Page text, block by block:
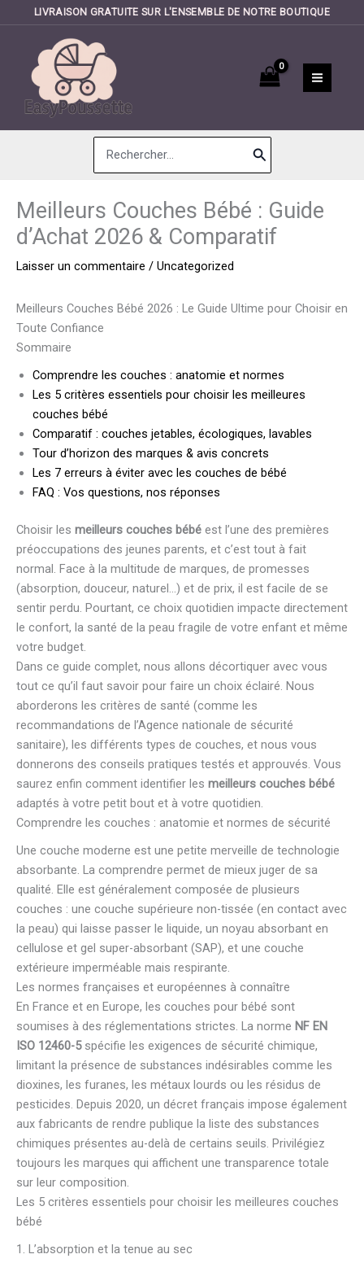
LIVRAISON GRATUITE SUR L'ENSEMBLE DE NOTRE BOUTIQUE
contenu
Search
for:
Meilleurs Couches Bébé : Guide
d’Achat 2026 & Comparatif
Laisser un commentaire / Uncategorized
Meilleurs Couches Bébé 2026 : Le Guide Ultime pour Choisir en
Toute Confiance
Sommaire
Comprendre les couches : anatomie et normes
Les 5 critères essentiels pour choisir les meilleures
couches bébé
Comparatif : couches jetables, écologiques, lavables
Tour d’horizon des marques & avis concrets
Les 7 erreurs à éviter avec les couches de bébé
FAQ : Vos questions, nos réponses
Choisir les meilleurs couches bébé est l’une des premières
préoccupations des jeunes parents, et c’est tout à fait
normal. Face à la multitude de marques, de promesses
(absorption, douceur, naturel…) et de prix, il est facile de se
sentir perdu. Pourtant, ce choix quotidien impacte directement
le confort, la santé de la peau fragile de votre enfant et même
votre budget.
Dans ce guide complet, nous allons décortiquer avec vous
tout ce qu’il faut savoir pour faire un choix éclairé. Nous
aborderons les critères de santé (comme les
recommandations de l’Agence nationale de sécurité
sanitaire), les différents types de couches, et nous vous
donnerons des conseils pratiques testés et approuvés. Vous
saurez enfin comment identifier les meilleurs couches bébé
adaptés à votre petit bout et à votre quotidien.
Comprendre les couches : anatomie et normes de sécurité
Une couche moderne est une petite merveille de technologie
absorbante. La comprendre permet de mieux juger de sa
qualité. Elle est généralement composée de plusieurs
couches : une couche supérieure non-tissée (en contact avec
la peau) qui laisse passer le liquide, un noyau absorbant en
cellulose et gel super-absorbant (SAP), et une couche
extérieure imperméable mais respirante.
Les normes françaises et européennes à connaître
En France et en Europe, les couches pour bébé sont
soumises à des réglementations strictes. La norme NF EN
ISO 12460-5spécifie les exigences de sécurité chimique,
limitant la présence de substances indésirables comme les
dioxines, les furanes, les métaux lourds ou les résidus de
pesticides. Depuis 2020, un décret français impose également
aux fabricants de rendre publique la liste des substances
chimiques présentes au-delà de certains seuils. Privilégiez
toujours les marques qui affichent une transparence totale
sur leur composition.
Les 5 critères essentiels pour choisir les meilleures couches
bébé
1. L’absorption et la tenue au sec